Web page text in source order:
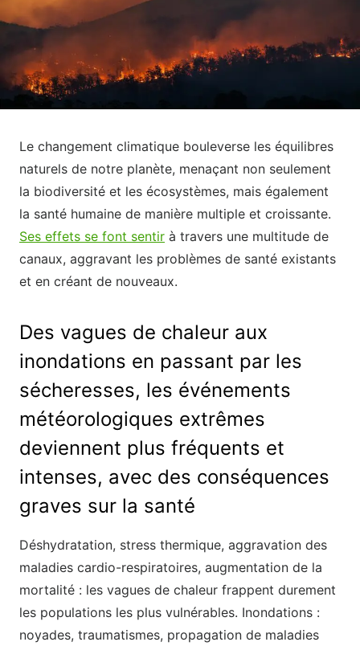
Le changement climatique bouleverse les équilibres
naturels de notre planète, menaçant non seulement
la biodiversité et les écosystèmes, mais également
la santé humaine de manière multiple et croissante.
Ses effets se font sentir à travers une multitude de
canaux, aggravant les problèmes de santé existants
et en créant de nouveaux.
Des vagues de chaleur aux
inondations en passant par les
sécheresses, les événements
météorologiques extrêmes
deviennent plus fréquents et
intenses, avec des conséquences
graves sur la santé
Déshydratation, stress thermique, aggravation des
maladies cardio-respiratoires, augmentation de la
mortalité : les vagues de chaleur frappent durement
les populations les plus vulnérables. Inondations :
noyades, traumatismes, propagation de maladies